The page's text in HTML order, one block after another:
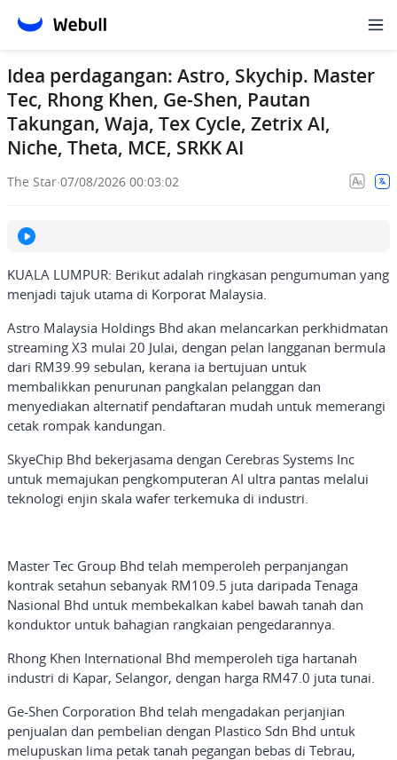
Idea perdagangan: Astro, Skychip. Master
Tec, Rhong Khen, Ge-Shen, Pautan
Takungan, Waja, Tex Cycle, Zetrix AI,
Niche, Theta, MCE, SRKK AI
The Star·07/08/2026 00:03:02
KUALA LUMPUR: Berikut adalah ringkasan pengumuman yang
menjadi tajuk utama di Korporat Malaysia.
Astro Malaysia Holdings Bhd akan melancarkan perkhidmatan
streaming X3 mulai 20 Julai, dengan pelan langganan bermula
dari RM39.99 sebulan, kerana ia bertujuan untuk
membalikkan penurunan pangkalan pelanggan dan
menyediakan alternatif pendaftaran mudah untuk memerangi
cetak rompak kandungan.
SkyeChip Bhd bekerjasama dengan Cerebras Systems Inc
untuk memajukan pengkomputeran AI ultra pantas melalui
teknologi enjin skala wafer terkemuka di industri.
Master Tec Group Bhd telah memperoleh perpanjangan
kontrak setahun sebanyak RM109.5 juta daripada Tenaga
Nasional Bhd untuk membekalkan kabel bawah tanah dan
konduktor untuk bahagian rangkaian pengedarannya.
Rhong Khen International Bhd memperoleh tiga hartanah
industri di Kapar, Selangor, dengan harga RM47.0 juta tunai.
Ge-Shen Corporation Bhd telah mengadakan perjanjian
penjualan dan pembelian dengan Plastico Sdn Bhd untuk
melupuskan lima petak tanah pegangan bebas di Tebrau,